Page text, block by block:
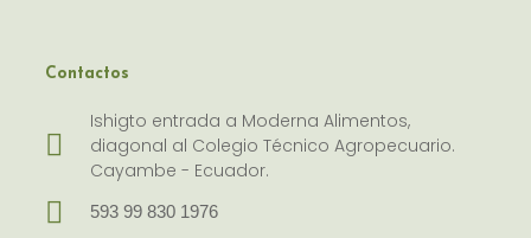
Contactos
Ishigto entrada a Moderna Alimentos,
diagonal al Colegio Técnico Agropecuario.
Cayambe - Ecuador.
593 99 830 1976